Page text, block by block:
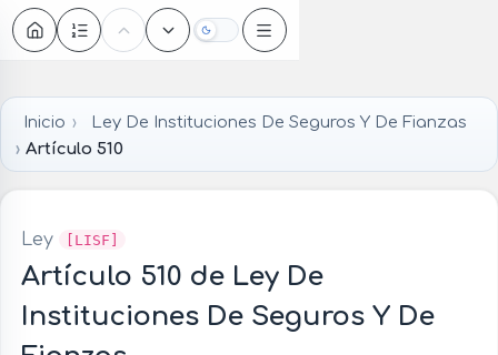
Oscuro
Inicio
Ley De Instituciones De Seguros Y De Fianzas
Artículo 510
Ley [LISF]
Artículo 510 de Ley De
Instituciones De Seguros Y De